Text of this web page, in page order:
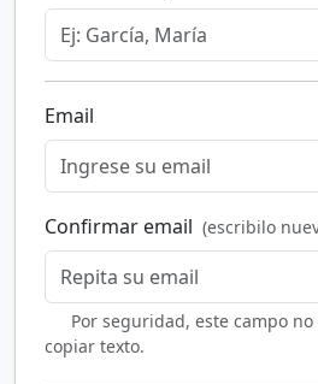
Email
Confirmar email (escribilo
Por seguridad, este campo
copiar texto.